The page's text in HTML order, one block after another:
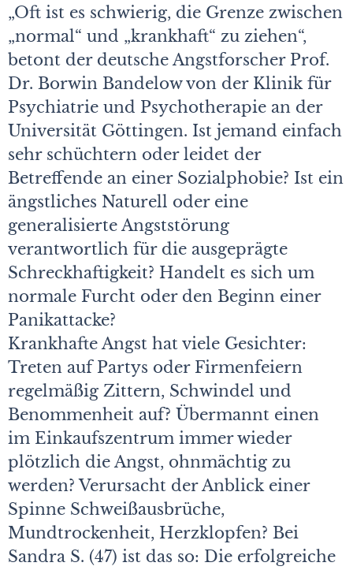
„Oft ist es schwierig, die Grenze zwischen
„normal“ und „krankhaft“ zu ziehen“,
betont der deutsche Angstforscher Prof.
Dr. Borwin Bandelow von der Klinik für
Psychiatrie und Psychotherapie an der
Universität Göttingen. Ist jemand einfach
sehr schüchtern oder leidet der
Betreffende an einer Sozialphobie? Ist ein
ängstliches Naturell oder eine
generalisierte Angststörung
verantwortlich für die ausgeprägte
Schreckhaftigkeit? Handelt es sich um
normale Furcht oder den Beginn einer
Panikattacke?
Krankhafte Angst hat viele Gesichter:
Treten auf Partys oder Firmenfeiern
regelmäßig Zittern, Schwindel und
Benommenheit auf? Übermannt einen
im Einkaufszentrum immer wieder
plötzlich die Angst, ohnmächtig zu
werden? Verursacht der Anblick einer
Spinne Schweißausbrüche,
Mundtrockenheit, Herzklopfen? Bei
Sandra S. (47) ist das so: Die erfolgreiche